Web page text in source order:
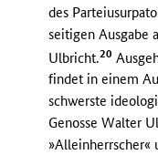
des
seitigen Ausgabe
Ulbricht.20
findet in einem
schwerste
Genosse Walter
»Alleinherrscher«